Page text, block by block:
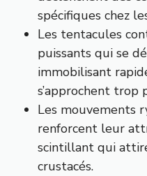
spécifiques chez
Les tentacules
puissants qui se
immobilisant
s’approchent trop
Les mouvements
renforcent leur
scintillant qui
crustacés.